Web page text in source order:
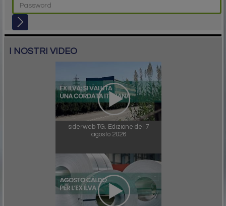
I NOSTRI VIDEO
siderweb TG. Edizione del 7
agosto 2026